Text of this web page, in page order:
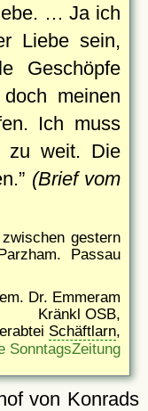
… Ja ich
Liebe sein,
Geschöpfe
meinen
Ich muss
zu weit. Die
(Brief vom
gestern
Passau
Dr. Emmeram
Kränkl OSB,
Schäftlarn,
SonntagsZeitung
von Konrads